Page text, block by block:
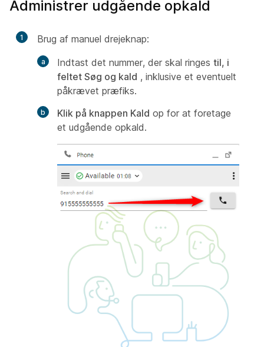
Administrer udgående opkald
1
Brug af manuel drejeknap:
Indtast det nummer, der skal ringes til, i
feltet Søg og kald , inklusive et eventuelt
påkrævet præfiks.
Klik på knappen Kald op for at foretage
et udgående opkald.